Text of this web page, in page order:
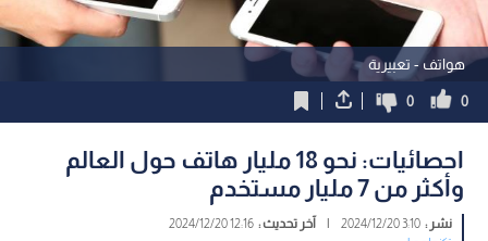
هواتف - تعبيرية
0
0
احصائيات: نحو 18 مليار هاتف حول العالم
وأكثر من 7 مليار مستخدم
نشر :3:10 2024/12/20 آخر تحديث :12:16 2024/12/20